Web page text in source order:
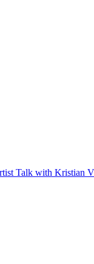
Talk with Kristian